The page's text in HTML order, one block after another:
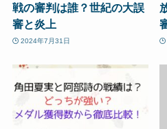
戦の審判は誰？世紀の大誤
審と炎上
2024年7月31日